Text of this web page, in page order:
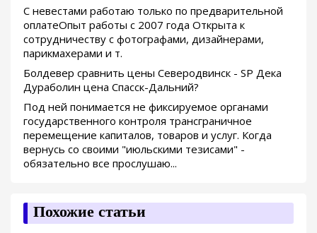
С невестами работаю только по предварительной
оплатеОпыт работы с 2007 года Открыта к
сотрудничеству с фотографами, дизайнерами,
парикмахерами и т.
Болдевер сравнить цены Северодвинск - SP Дека
Дураболин цена Спасск-Дальний?
Под ней понимается не фиксируемое органами
государственного контроля трансграничное
перемещение капиталов, товаров и услуг. Когда
вернусь со своими "июльскими тезисами" -
обязательно все прослушаю...
Похожие статьи